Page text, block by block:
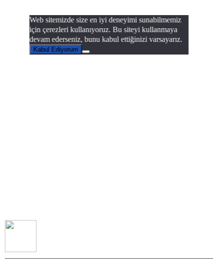
Web sitemizde size en iyi deneyimi sunabilmemiz
için çerezleri kullanıyoruz. Bu siteyi kullanmaya
devam ederseniz, bunu kabul ettiğinizi varsayarız.
Kabul Ediyorum